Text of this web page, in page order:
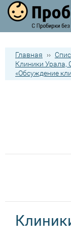
Главная ››
Клиники Урала,
«Обсуждение